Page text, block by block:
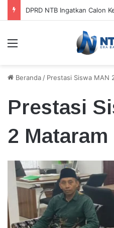
Menu
Beranda / Prestasi Siswa MAN
Prestasi
2 Mataram